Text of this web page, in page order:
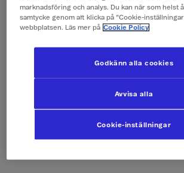
marknadsföring och analys. Du kan när som helst
samtycke genom att klicka på ”Cookie-
webbplatsen. Läs mer på Cookie Policy
Cookie-inställningar
Avvisa alla
Godkänn alla cookies